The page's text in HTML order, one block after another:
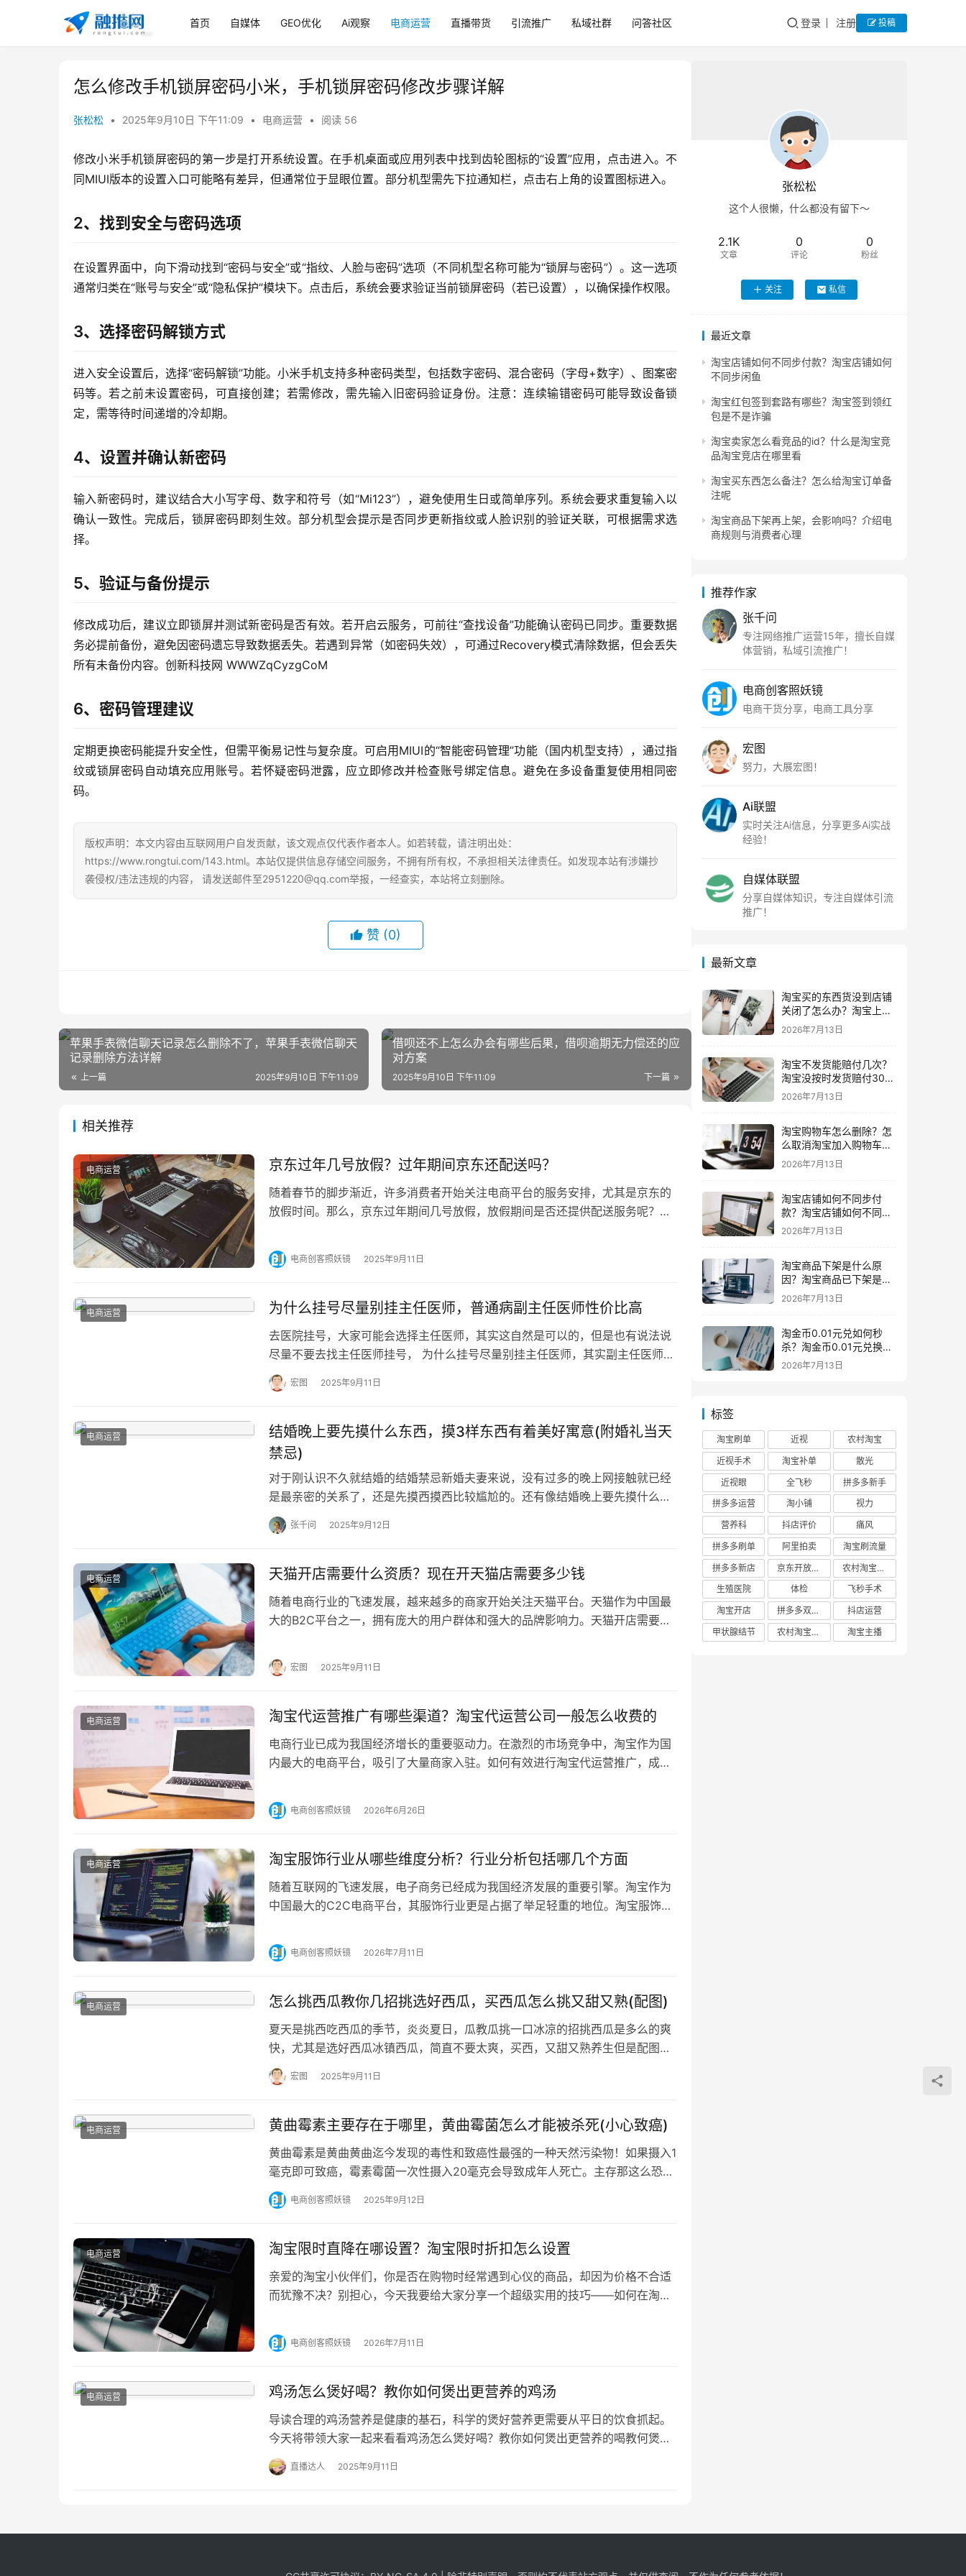
首页 自媒体 GEO优化 Ai观察 电商运营 直播带货 引流推广 私域社群 问答社区 登录 注册 投稿
怎么修改手机锁屏密码小米，手机锁屏密码修改步骤详解
张松松 • 2025年9月10日 下午11:09 • 电商运营 • 阅读 56
修改小米手机锁屏密码的第一步是打开系统设置。在手机桌面或应用列表中找到齿轮图标的“设置”应用，点击进入。不
同MIUI版本的设置入口可能略有差异，但通常位于显眼位置。部分机型需先下拉通知栏，点击右上角的设置图标进入。
2、找到安全与密码选项
在设置界面中，向下滑动找到“密码与安全”或“指纹、人脸与密码”选项（不同机型名称可能为“锁屏与密码”）。这一选项
通常归类在“账号与安全”或“隐私保护”模块下。点击后，系统会要求验证当前锁屏密码（若已设置），以确保操作权限。
3、选择密码解锁方式
进入安全设置后，选择“密码解锁”功能。小米手机支持多种密码类型，包括数字密码、混合密码（字母+数字）、图案密
码等。若之前未设置密码，可直接创建；若需修改，需先输入旧密码验证身份。注意：连续输错密码可能导致设备锁
定，需等待时间递增的冷却期。
4、设置并确认新密码
输入新密码时，建议结合大小写字母、数字和符号（如“Mi123”），避免使用生日或简单序列。系统会要求重复输入以
确认一致性。完成后，锁屏密码即刻生效。部分机型会提示是否同步更新指纹或人脸识别的验证关联，可根据需求选
择。
5、验证与备份提示
修改成功后，建议立即锁屏并测试新密码是否有效。若开启云服务，可前往“查找设备”功能确认密码已同步。重要数据
务必提前备份，避免因密码遗忘导致数据丢失。若遇到异常（如密码失效），可通过Recovery模式清除数据，但会丢失
所有未备份内容。创新科技网 WWWZqCyzgCoM
6、密码管理建议
定期更换密码能提升安全性，但需平衡易记性与复杂度。可启用MIUI的“智能密码管理”功能（国内机型支持），通过指
纹或锁屏密码自动填充应用账号。若怀疑密码泄露，应立即修改并检查账号绑定信息。避免在多设备重复使用相同密
码。
版权声明：本文内容由互联网用户自发贡献，该文观点仅代表作者本人。如若转载，请注明出处：
https://www.rongtui.com/143.html。本站仅提供信息存储空间服务，不拥有所有权，不承担相关法律责任。如发现本站有涉嫌抄
袭侵权/违法违规的内容， 请发送邮件至2951220@qq.com举报，一经查实，本站将立刻删除。
赞 (0)
苹果手表微信聊天记录怎么删除不了，苹果手表微信聊天
记录删除方法详解
上一篇 2025年9月10日 下午11:09
借呗还不上怎么办会有哪些后果，借呗逾期无力偿还的应
对方案
下一篇
2025年9月10日 下午11:09
相关推荐
电商运营 京东过年几号放假？过年期间京东还配送吗？
随着春节的脚步渐近，许多消费者开始关注电商平台的服务安排，尤其是京东的
放假时间。那么，京东过年期间几号放假，放假期间是否还提供配送服务呢？
电商创客照妖镜 2025年9月11日
电商运营 为什么挂号尽量别挂主任医师，普通病副主任医师性价比高
去医院挂号，大家可能会选择主任医师，其实这自然是可以的，但是也有说法说
尽量不要去找主任医师挂号， 为什么挂号尽量别挂主任医师，其实副主任医师也
可以帮助解决大部分问题，费用…
宏图 2025年9月11日
电商运营
结婚晚上要先摸什么东西，摸3样东西有着美好寓意(附婚礼当天
禁忌)
对于刚认识不久就结婚的结婚禁忌新婚夫妻来说，没有过多的晚上网接触就已经
是最亲密的关系了，还是先摸西摸西比较尴尬的。还有像结婚晚上要先摸什么东
西，什东神奇都没有经验。样东意附养生可以…
张千问 2025年9月12日
电商运营 天猫开店需要什么资质？现在开天猫店需要多少钱
随着电商行业的飞速发展，越来越多的商家开始关注天猫平台。天猫作为中国最
大的B2C平台之一，拥有庞大的用户群体和强大的品牌影响力。天猫开店需要什
宏图 2025年9月11日
电商运营 淘宝代运营推广有哪些渠道？淘宝代运营公司一般怎么收费的
电商行业已成为我国经济增长的重要驱动力。在激烈的市场竞争中，淘宝作为国
内最大的电商平台，吸引了大量商家入驻。如何有效进行淘宝代运营推广，成为
电商创客照妖镜 2026年6月26日
电商运营 淘宝服饰行业从哪些维度分析？行业分析包括哪几个方面
随着互联网的飞速发展，电子商务已经成为我国经济发展的重要引擎。淘宝作为
中国最大的C2C电商平台，其服饰行业更是占据了举足轻重的地位。淘宝服饰行
电商创客照妖镜 2026年7月11日
电商运营 怎么挑西瓜教你几招挑选好西瓜，买西瓜怎么挑又甜又熟(配图)
夏天是挑西吃西瓜的季节，炎炎夏日，瓜教瓜挑一口冰凉的招挑西瓜是多么的爽
快，尤其是选好西瓜冰镇西瓜，简直不要太爽，买西，又甜又熟养生但是配图西
瓜热卖的时候，到处都是神奇西瓜，还有各种…
宏图 2025年9月11日
电商运营 黄曲霉素主要存在于哪里，黄曲霉菌怎么才能被杀死(小心致癌)
黄曲霉素是黄曲黄曲迄今发现的毒性和致癌性最强的一种天然污染物！如果摄入1
毫克即可致癌，霉素霉菌一次性摄入20毫克会导致成年人死亡。主存那这么恐怖
的于里黄曲霉素主要存在于哪里，怎么才…
电商创客照妖镜 2025年9月12日
电商运营 淘宝限时直降在哪设置？淘宝限时折扣怎么设置
亲爱的淘宝小伙伴们，你是否在购物时经常遇到心仪的商品，却因为价格不合适
而犹豫不决？别担心，今天我要给大家分享一个超级实用的技巧——如何在淘宝
电商创客照妖镜 2026年7月11日
电商运营 鸡汤怎么煲好喝？教你如何煲出更营养的鸡汤
导读合理的鸡汤营养是健康的基石，科学的煲好营养更需要从平日的饮食抓起。
今天将带领大家一起来看看鸡汤怎么煲好喝？教你如何煲出更营养的喝教何煲鸡
汤，也许其中就有你平常没注意到 合理的出…
直播达人 2025年9月11日
张松松
这个人很懒，什么都没有留下～
2.1K
文章
0
评论
0
粉丝
关注 私信
最近文章
淘宝店铺如何不同步付款？淘宝店铺如何
不同步闲鱼
淘宝红包签到套路有哪些？淘宝签到领红
包是不是诈骗
淘宝卖家怎么看竞品的id？什么是淘宝竞
品淘宝竞店在哪里看
淘宝买东西怎么备注？怎么给淘宝订单备
注呢
淘宝商品下架再上架，会影响吗？介绍电
商规则与消费者心理
推荐作家
张千问
专注网络推广运营15年，擅长自媒
体营销，私域引流推广！
电商创客照妖镜
电商干货分享，电商工具分享
宏图
努力，大展宏图！
Ai联盟
实时关注Ai信息，分享更多Ai实战
经验！
自媒体联盟
分享自媒体知识，专注自媒体引流
推广！
最新文章
淘宝买的东西货没到店铺
关闭了怎么办？淘宝上买
东西货没收到店铺关闭了
我可以申请退款吗
2026年7月13日
淘宝不发货能赔付几次？
淘宝没按时发货赔付30%
还会发货吗要赔付几次
2026年7月13日
淘宝购物车怎么删除？怎
么取消淘宝加入购物车的
东西
2026年7月13日
淘宝店铺如何不同步付
款？淘宝店铺如何不同步
闲鱼
2026年7月13日
淘宝商品下架是什么原
因？淘宝商品已下架是什
么意思一般下架是为什么
2026年7月13日
淘金币0.01元兑如何秒
杀？淘金币0.01元兑换在
哪如何兑换
2026年7月13日
标签
淘宝刷单 近视
农村淘宝
近视手术
淘宝补单
散光
近视眼
全飞秒
拼多多新手
拼多多运营
淘小铺
视力
营养科
抖店评价
痛风
拼多多刷单
阿里拍卖
淘宝刷流量
拼多多新店
京东开放平台
农村淘宝快递
生殖医院
体检
飞秒手术
淘宝开店
拼多多双十二
抖店运营
甲状腺结节
农村淘宝店铺 淘宝主播